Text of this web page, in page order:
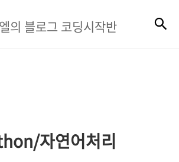
리
그
의 블로그 코딩시작반
자연어처리